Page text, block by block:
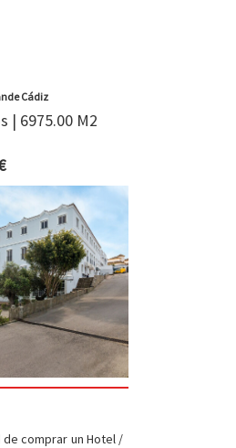
Cádiz
| 6975.00 M2
comprar un Hotel /